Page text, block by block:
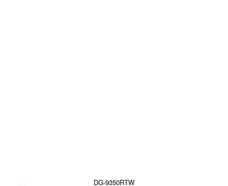
DG-9350RTW